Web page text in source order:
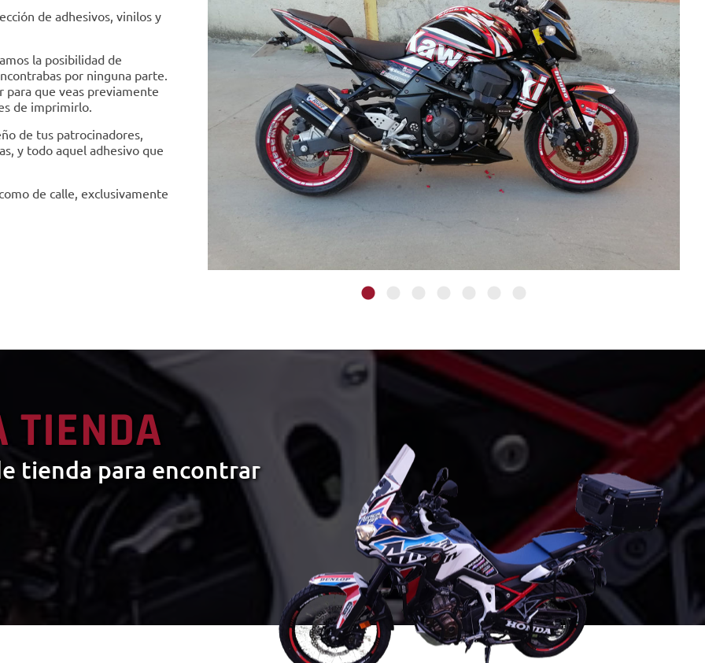
de adhesivos, vinilos y
la posibilidad de
por ninguna parte.
que veas previamente
de imprimirlo.
de tus patrocinadores,
y todo aquel adhesivo que
de calle, exclusivamente
TIENDA
tienda para encontrar